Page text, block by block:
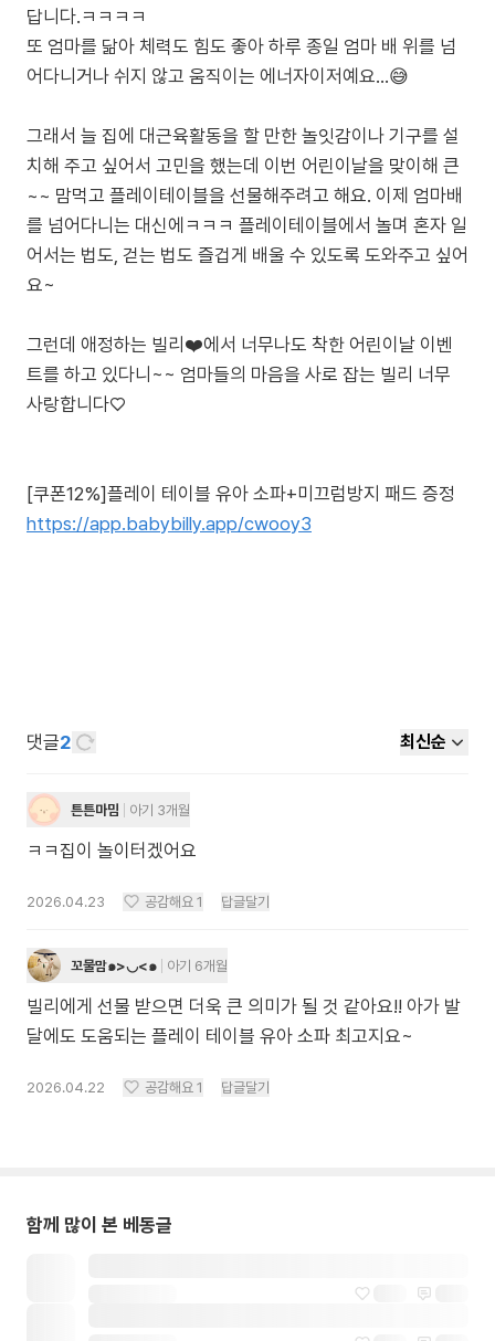
답니다.ㅋㅋㅋㅋ
또 엄마를 닮아 체력도 힘도 좋아 하루 종일 엄마 배 위를 넘
어다니거나 쉬지 않고 움직이는 에너자이저예요...😅
그래서 늘 집에 대근육활동을 할 만한 놀잇감이나 기구를 설
치해 주고 싶어서 고민을 했는데 이번 어린이날을 맞이해 큰
~~ 맘먹고 플레이테이블을 선물해주려고 해요. 이제 엄마배
를 넘어다니는 대신에ㅋㅋㅋ 플레이테이블에서 놀며 혼자 일
어서는 법도, 걷는 법도 즐겁게 배울 수 있도록 도와주고 싶어
요~
그런데 애정하는 빌리❤️에서 너무나도 착한 어린이날 이벤
트를 하고 있다니~~ 엄마들의 마음을 사로 잡는 빌리 너무
사랑합니다♡
[쿠폰12%]플레이 테이블 유아 소파+미끄럼방지 패드 증정
https://app.babybilly.app/cwooy3
댓글2 최신순
튼튼마밈 아기 3개월
ㅋㅋ집이 놀이터겠어요
2026.04.23 공감해요 1 답글달기
꼬물맘๑>◡<๑ 아기 6개월
빌리에게 선물 받으면 더욱 큰 의미가 될 것 같아요!! 아가 발
달에도 도움되는 플레이 테이블 유아 소파 최고지요~
2026.04.22 공감해요 1 답글달기
함께 많이 본 베동글